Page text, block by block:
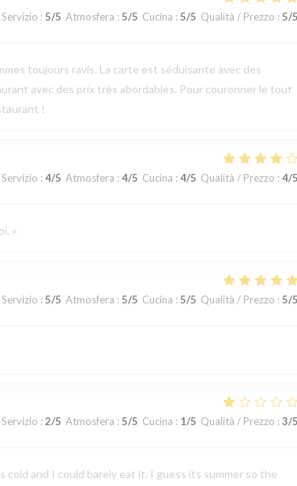
Servizio : 5/5 Atmosfera : 5/5 Cucina : 5/5 Qualità / Prezzo : 5/5
toujours ravis. La carte est séduisante avec des
avec des prix très abordables. Pour couronner le tout
!
Servizio : 4/5 Atmosfera : 4/5 Cucina : 4/5 Qualità / Prezzo : 4/5
«
Servizio : 5/5 Atmosfera : 5/5 Cucina : 5/5 Qualità / Prezzo : 5/5
Servizio : 2/5 Atmosfera : 5/5 Cucina : 1/5 Qualità / Prezzo : 3/5
and I could barely eat it. I guess its summer so the